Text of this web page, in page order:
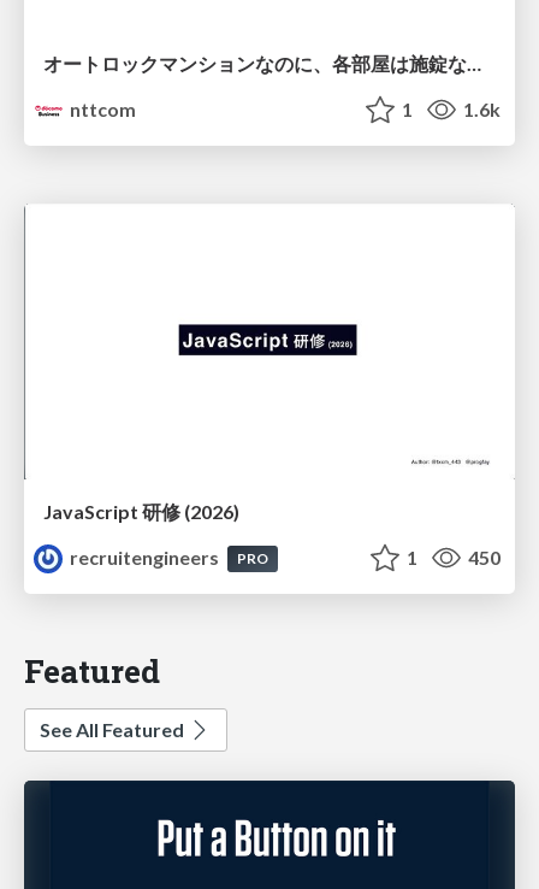
nttcom
1 1.6k
JavaScript 研修 (2026)
recruitengineers
PRO 1 450
Featured
See All Featured